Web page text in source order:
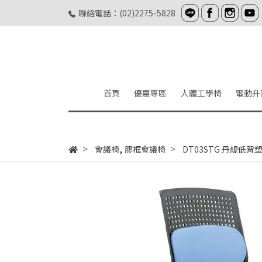
聯絡電話：(02)2275-5828
首頁 優惠專區 人體工學椅 電動
會議椅, 膠框會議椅 DT03STG 丹緹低背